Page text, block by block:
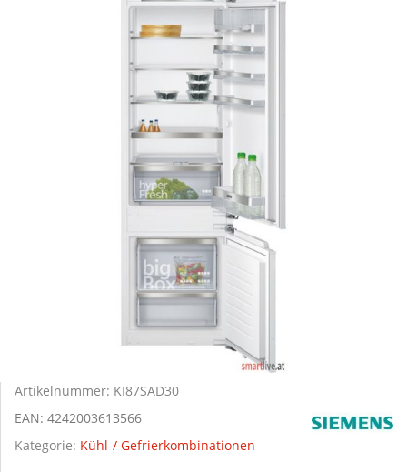
Artikelnummer: KI87SAD30
EAN: 4242003613566
Kategorie: Kühl-/ Gefrierkombinationen